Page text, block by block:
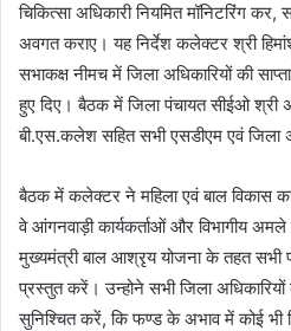
चिकित्‍सा अधिकारी नियमित मॉनिटरिंग
अवगत कराए। यह निर्देश कलेक्‍टर श्री
सभाकक्ष नीमच में जिला अधिकारियों की
हुए दिए। बैठक में जिला पंचायत सीईओ श्री
बी.एस.कलेश सहित सभी एसडीएम एवं जिला
बैठक में कलेक्‍टर ने महिला एवं बाल विकास
वे आंगनवाड़ी कार्यकर्ताओं और विभागीय
मुख्‍यमंत्री बाल आश्रृय योजना के तहत सभी
प्रस्‍तुत करें। उन्‍होने सभी जिला अधिकारियों
सुनिश्चित करें, कि फण्‍ड के अभाव में कोई भी